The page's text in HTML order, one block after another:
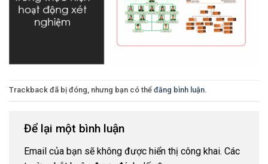
Trackback đã bị đóng, nhưng bạn có thể đăng bình luận.
Để lại một bình luận
Email của bạn sẽ không được hiển thị công khai. Các